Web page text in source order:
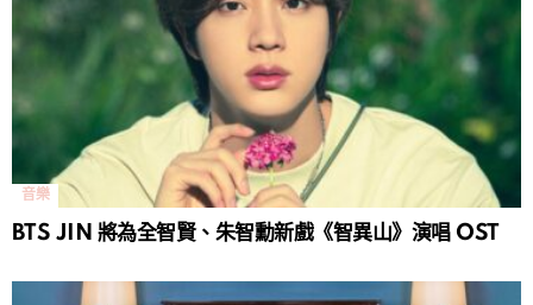
音樂
BTS JIN 將為全智賢、朱智勳新戲《智異山》演唱 OST